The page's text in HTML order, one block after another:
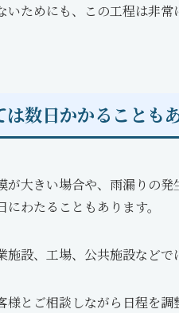
いためにも、この工程は非常
は数日かかることも
が大きい場合や、雨漏りの
わたることもあります。
施設、工場、公共施設などで
様とご相談しながら日程を調